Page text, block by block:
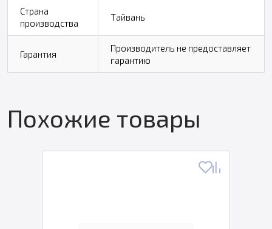
Страна
производства
Тайвань
Гарантия
Производитель не предоставляет
гарантию
Похожие товары